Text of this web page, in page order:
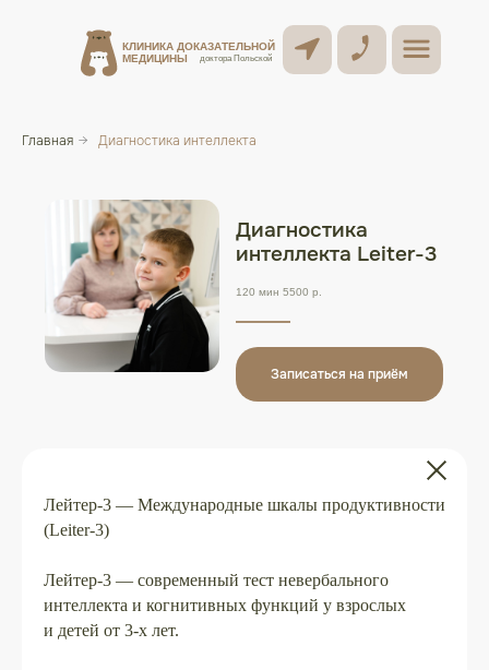
доктора Польской
КЛИНИКА ДОКАЗАТЕЛЬНОЙ
МЕДИЦИНЫ
доктора Польской
КЛИНИКА ДОКАЗАТЕЛЬНОЙ
МЕДИЦИНЫ
Главная → Диагностика интеллекта
Диагностика
интеллекта Leiter-3
120 мин 5500 р.
Записаться на приём
Лейтер-3 — Международные шкалы продуктивности
(Leiter-3)
Лейтер-3 — современный тест невербального
интеллекта и когнитивных функций у взрослых
и детей от 3-х лет.